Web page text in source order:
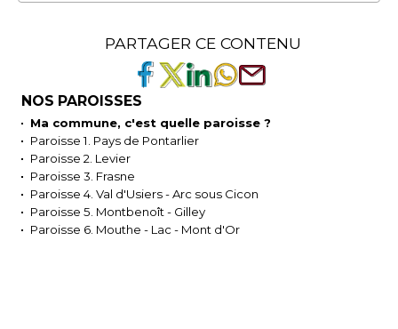
PARTAGER CE CONTENU
NOS PAROISSES
Ma commune, c'est quelle paroisse ?
Paroisse 1. Pays de Pontarlier
Paroisse 2. Levier
Paroisse 3. Frasne
Paroisse 4. Val d'Usiers - Arc sous Cicon
Paroisse 5. Montbenoît - Gilley
Paroisse 6. Mouthe - Lac - Mont d'Or